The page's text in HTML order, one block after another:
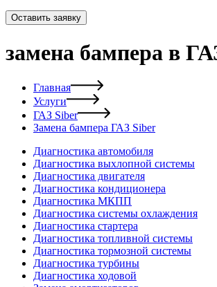
Оставить заявку
замена бампера в
Главная
Услуги
ГАЗ Siber
Замена бампера ГАЗ Siber
Диагностика автомобиля
Диагностика выхлопной системы
Диагностика двигателя
Диагностика кондиционера
Диагностика МКПП
Диагностика системы охлаждения
Диагностика стартера
Диагностика топливной системы
Диагностика тормозной системы
Диагностика турбины
Диагностика ходовой